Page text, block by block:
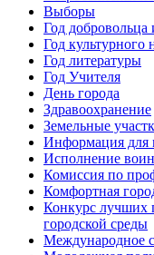
Выборы
Год добровольца
Год культурного
Год литературы
Год Учителя
День города
Здравоохранение
Земельные
Информация для
Исполнение
Комиссия по
Комфортная
Конкурс лучших
городской среды
Международное